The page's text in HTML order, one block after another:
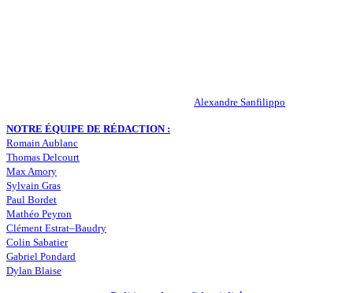
Alexandre Sanfilippo
NOTRE ÉQUIPE DE RÉDACTION :
Romain Aublanc
Thomas Delcourt
Max Amory
Sylvain Gras
Paul Bordet
Mathéo Peyron
Clément Estrat–Baudry
Colin Sabatier
Gabriel Pondard
Dylan Blaise